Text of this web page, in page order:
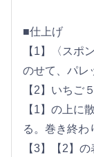
■仕上げ
【1】〈スポ
のせて、パレ
【2】いちご
【1】の上に
る。巻き終わ
【3】【2】